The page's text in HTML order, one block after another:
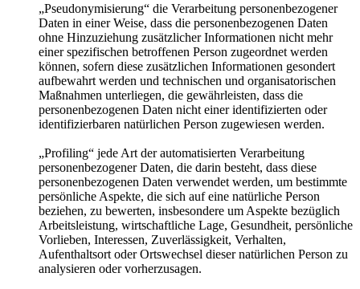
„Pseudonymisierung“ die Verarbeitung personenbezogener
Daten in einer Weise, dass die personenbezogenen Daten
ohne Hinzuziehung zusätzlicher Informationen nicht mehr
einer spezifischen betroffenen Person zugeordnet werden
können, sofern diese zusätzlichen Informationen gesondert
aufbewahrt werden und technischen und organisatorischen
Maßnahmen unterliegen, die gewährleisten, dass die
personenbezogenen Daten nicht einer identifizierten oder
identifizierbaren natürlichen Person zugewiesen werden.
„Profiling“ jede Art der automatisierten Verarbeitung
personenbezogener Daten, die darin besteht, dass diese
personenbezogenen Daten verwendet werden, um bestimmte
persönliche Aspekte, die sich auf eine natürliche Person
beziehen, zu bewerten, insbesondere um Aspekte bezüglich
Arbeitsleistung, wirtschaftliche Lage, Gesundheit, persönliche
Vorlieben, Interessen, Zuverlässigkeit, Verhalten,
Aufenthaltsort oder Ortswechsel dieser natürlichen Person zu
analysieren oder vorherzusagen.